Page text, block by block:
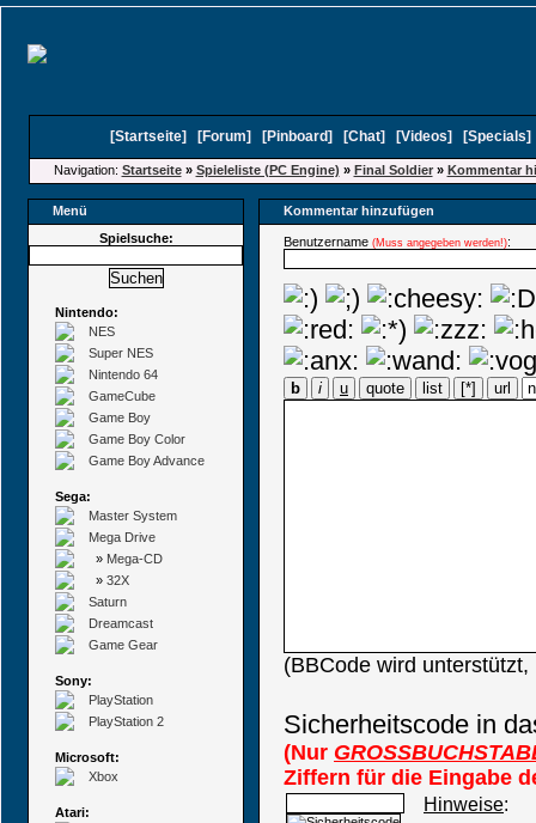
[Startseite] [Forum] [Pinboard] [Chat] [Videos] [Specials
Navigation: Startseite» Spieleliste (PC Engine) » Final Soldier» Kommentar
Menü
Kommentar hinzufügen
Spielsuche:
Nintendo:
NES
Super NES
Nintendo 64
GameCube
Game Boy
Game Boy Color
Game Boy Advance
Sega:
Master System
Mega Drive
» Mega-CD
» 32X
Saturn
Dreamcast
Game Gear
Sony:
PlayStation
PlayStation 2
Microsoft:
Xbox
Atari:
Benutzername (Muss angegeben werden!):
b i u quote list [*] url
(BBCode wird
Sicherheitscode in
(Nur
Ziffern für die Eingabe
Hinweise: